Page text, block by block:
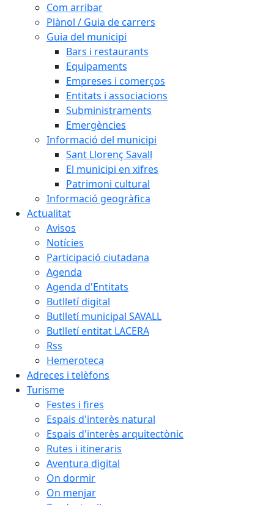
Com arribar
Plànol / Guia de carrers
Guia del municipi
Bars i restaurants
Equipaments
Empreses i comerços
Entitats i associacions
Subministraments
Emergències
Informació del municipi
Sant Llorenç Savall
El municipi en xifres
Patrimoni cultural
Informació geogràfica
Actualitat
Avisos
Notícies
Participació ciutadana
Agenda
Agenda d'Entitats
Butlletí digital
Butlletí municipal SAVALL
Butlletí entitat LACERA
Rss
Hemeroteca
Adreces i telèfons
Turisme
Festes i fires
Espais d'interès natural
Espais d'interès arquitectònic
Rutes i itineraris
Aventura digital
On dormir
On menjar